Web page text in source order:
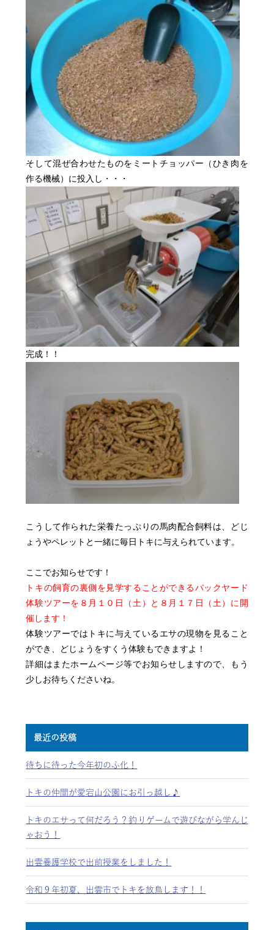
そして混ぜ合わせたものをミートチョッパー（ひき肉を
作る機械）に投入し・・・
完成！！
こうして作られた栄養たっぷりの馬肉配合飼料は、どじ
ょうやペレットと一緒に毎日トキに与えられています。
ここでお知らせです！
トキの飼育の裏側を見学することができるバックヤード
体験ツアーを８月１０日（土）と８月１７日（土）に開
催します！
体験ツアーではトキに与えているエサの現物を見ること
ができ、どじょうをすくう体験もできますよ！
詳細はまたホームページ等でお知らせしますので、もう
少しお待ちくださいね。
最近の投稿
待ちに待った今年初のふ化！
トキの仲間が愛宕山公園にお引っ越し♪
トキのエサって何だろう？釣りゲームで遊びながら学んじ
ゃおう！
出雲養護学校で出前授業をしました！
令和９年初夏、出雲市でトキを放鳥します！！